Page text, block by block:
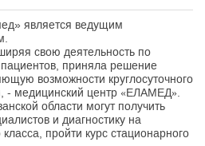
является ведущим
свою деятельность по
приняла решение
возможности круглосуточного
- медицинский центр «ЕЛАМЕД».
области могут получить
и диагностику на
пройти курс стационарного